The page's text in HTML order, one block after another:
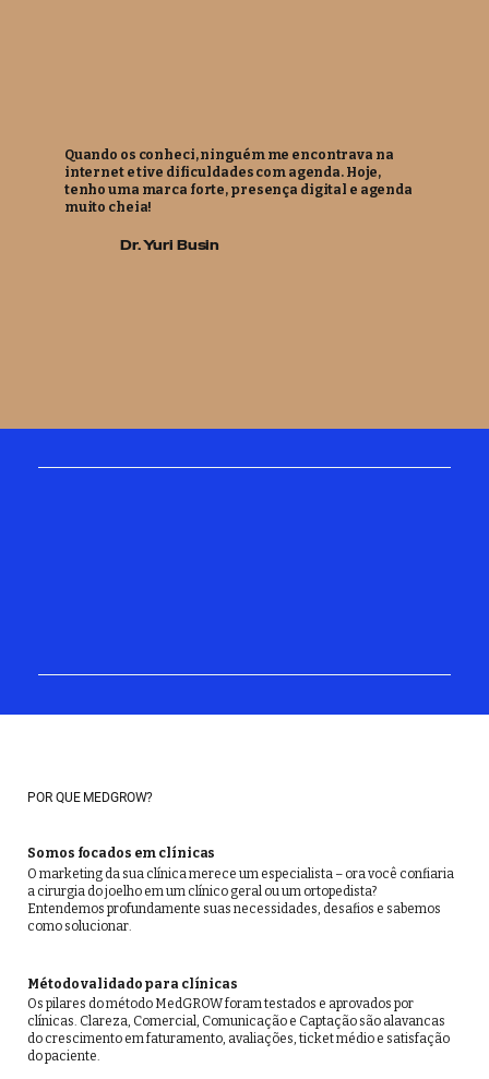
Quando os conheci, ninguém me encontrava na
internet e tive dificuldades com agenda. Hoje,
tenho uma marca forte, presença digital e agenda
muito cheia!
Dr. Yuri Busin
POR QUE MEDGROW?
Somos focados em clínicas
O marketing da sua clínica merece um especialista – ora você confiaria
a cirurgia do joelho em um clínico geral ou um ortopedista?
Entendemos profundamente suas necessidades, desafios e sabemos
como solucionar.
Método validado para clínicas
Os pilares do método MedGROW foram testados e aprovados por
clínicas. Clareza, Comercial, Comunicação e Captação são alavancas
do crescimento em faturamento, avaliações, ticket médio e satisfação
do paciente.